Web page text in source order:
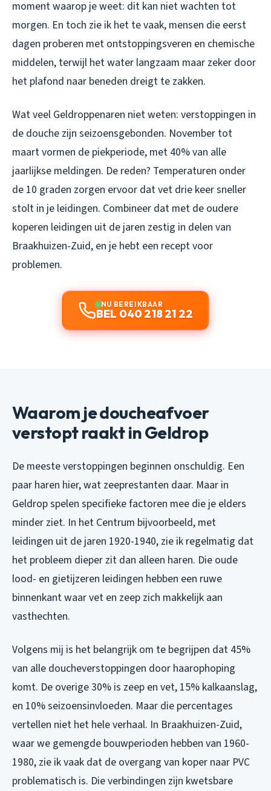
moment waarop je weet: dit kan niet wachten tot
morgen. En toch zie ik het te vaak, mensen die eerst
dagen proberen met ontstoppingsveren en chemische
middelen, terwijl het water langzaam maar zeker door
het plafond naar beneden dreigt te zakken.
Wat veel Geldroppenaren niet weten: verstoppingen in
de douche zijn seizoensgebonden. November tot
maart vormen de piekperiode, met 40% van alle
jaarlijkse meldingen. De reden? Temperaturen onder
de 10 graden zorgen ervoor dat vet drie keer sneller
stolt in je leidingen. Combineer dat met de oudere
koperen leidingen uit de jaren zestig in delen van
Braakhuizen-Zuid, en je hebt een recept voor
problemen.
NU BEREIKBAAR
BEL 040 218 21 22
Waarom je doucheafvoer
verstopt raakt in Geldrop
De meeste verstoppingen beginnen onschuldig. Een
paar haren hier, wat zeeprestanten daar. Maar in
Geldrop spelen specifieke factoren mee die je elders
minder ziet. In het Centrum bijvoorbeeld, met
leidingen uit de jaren 1920-1940, zie ik regelmatig dat
het probleem dieper zit dan alleen haren. Die oude
lood- en gietijzeren leidingen hebben een ruwe
binnenkant waar vet en zeep zich makkelijk aan
vasthechten.
Volgens mij is het belangrijk om te begrijpen dat 45%
van alle doucheverstoppingen door haarophoping
komt. De overige 30% is zeep en vet, 15% kalkaanslag,
en 10% seizoensinvloeden. Maar die percentages
vertellen niet het hele verhaal. In Braakhuizen-Zuid,
waar we gemengde bouwperioden hebben van 1960-
1980, zie ik vaak dat de overgang van koper naar PVC
problematisch is. Die verbindingen zijn kwetsbare